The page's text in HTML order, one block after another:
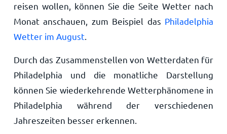
reisen wollen, können Sie die Seite Wetter nach
Monat anschauen, zum Beispiel das Philadelphia
Wetter im August.
Durch das Zusammenstellen von Wetterdaten für
Philadelphia und die monatliche Darstellung
können Sie wiederkehrende Wetterphänomene in
Philadelphia während der verschiedenen
Jahreszeiten besser erkennen.